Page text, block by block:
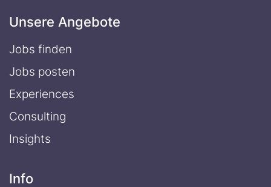
Unsere Angebote
Jobs finden
Jobs posten
Experiences
Consulting
Insights
Info